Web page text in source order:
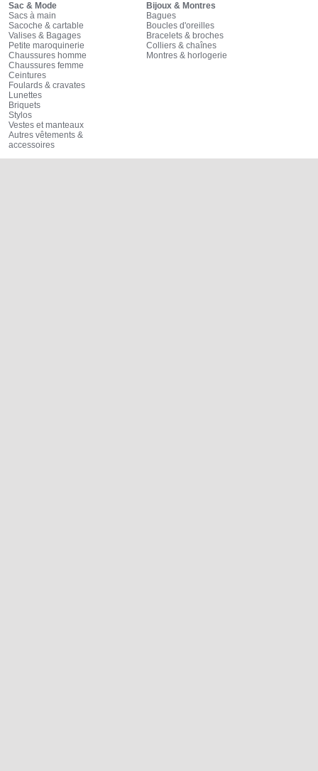
Sac & Mode
Sacs à main
Sacoche & cartable
Valises & Bagages
Petite maroquinerie
Chaussures homme
Chaussures femme
Ceintures
Foulards & cravates
Lunettes
Briquets
Stylos
Vestes et manteaux
Autres vêtements &
accessoires
Bijoux & Montres
Bagues
Boucles d'oreilles
Bracelets & broches
Colliers & chaînes
Montres & horlogerie